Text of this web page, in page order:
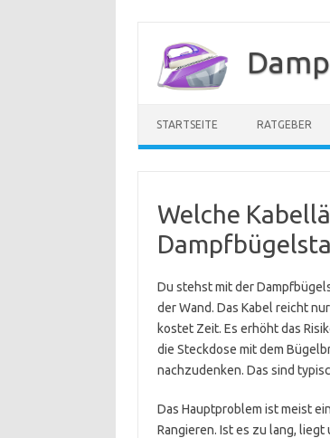
springen
STARTSEITE RATGEBER
Welche
Du stehst mit der
der Wand. Das Kabel reicht
kostet Zeit. Es erhöht das
die Steckdose mit dem
nachzudenken. Das sind
Das Hauptproblem ist meist
Rangieren. Ist es zu lang,